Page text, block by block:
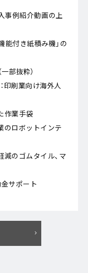
事例紹介動画の上
付き紙積み機」の
部抜粋）
印刷業向け海外人
作業手袋
のロボットインテ
のゴムタイル、マ
サポート